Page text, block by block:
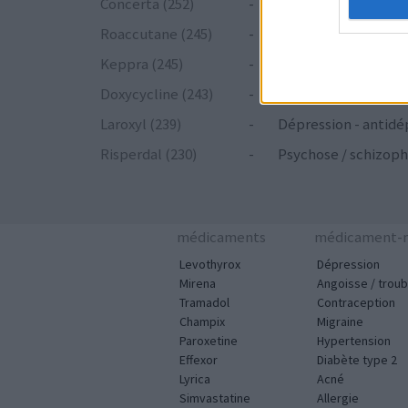
Roaccutane (245)
-
Keppra (245)
-
Doxycycline (243)
-
Laroxyl (239)
-
Dépression -
Risperdal (230)
- Psychose /
médicaments
Levothyrox
Mirena
Tramadol
Champix
Paroxetine
Effexor
Lyrica
Simvastatine
médicament-
Dépression
Angoisse /
Contraception
Migraine
Hypertension
Diabète type 2
Acné
Allergie